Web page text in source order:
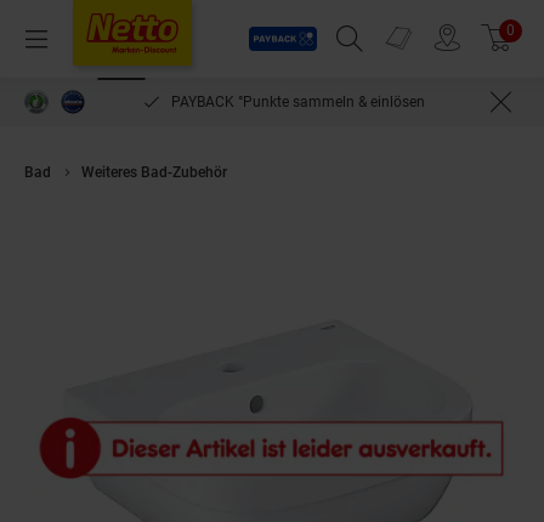
Menü
Payback
Suchfeld einblenden
Prospekte 0
PAYBACK °Punkte sammeln & einlösen
Bad Weiteres Bad-Zubehör